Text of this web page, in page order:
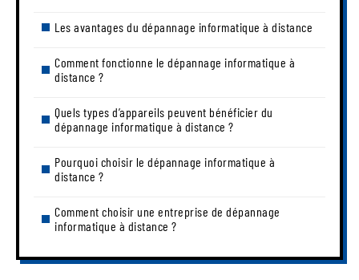
Les avantages du dépannage informatique à distance
Comment fonctionne le dépannage informatique à
distance ?
Quels types d’appareils peuvent bénéficier du
dépannage informatique à distance ?
Pourquoi choisir le dépannage informatique à
distance ?
Comment choisir une entreprise de dépannage
informatique à distance ?